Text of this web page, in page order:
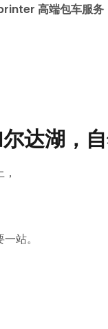
高端包车服务
达湖，
站。